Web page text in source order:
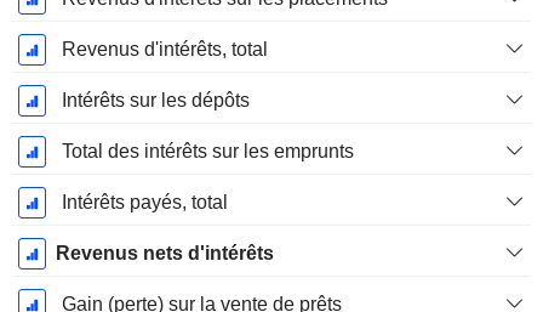
Revenus d'intérêts, total
Intérêts sur les dépôts
Total des intérêts sur les emprunts
Intérêts payés, total
Revenus nets d'intérêts
Gain (perte) sur la vente de prêts